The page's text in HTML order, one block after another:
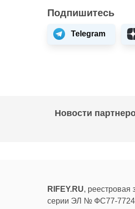
Подпишитесь
Telegram
Новости
RIFEY.RU, реестровая
серии ЭЛ № ФС77-